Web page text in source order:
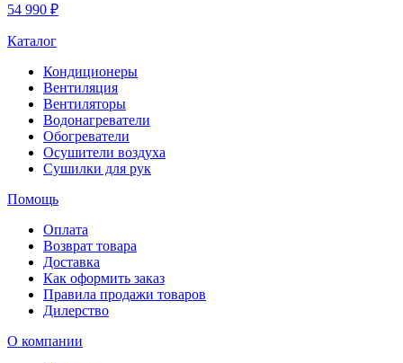
54 990 ₽
Каталог
Кондиционеры
Вентиляция
Вентиляторы
Водонагреватели
Обогреватели
Осушители воздуха
Сушилки для рук
Помощь
Оплата
Возврат товара
Доставка
Как оформить заказ
Правила продажи товаров
Дилерство
О компании